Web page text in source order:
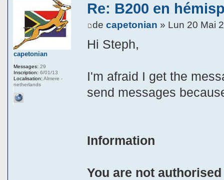
Re: B200 en
decapetonian » Lun 20 Mai
Hi Steph,
I'm afraid I get the
send messages
Information
You are not
capetonian
Messages: 29
Inscription: 6/01/13
Localisation: Almere -
netherlands